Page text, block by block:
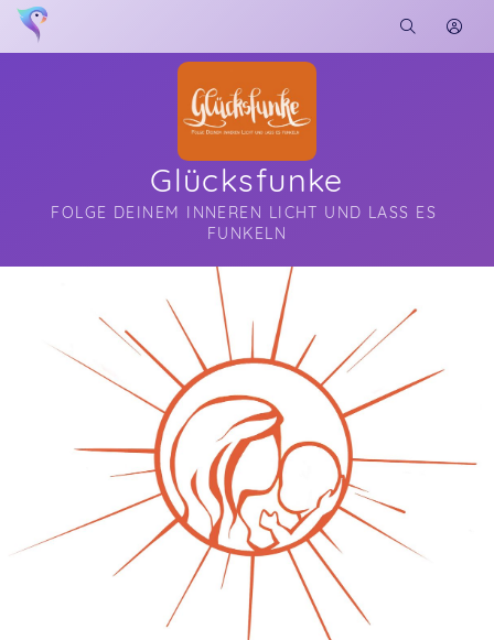
Glücksfunke
FOLGE DEINEM INNEREN LICHT UND LASS ES
FUNKELN
Soon you will learn more about me here...